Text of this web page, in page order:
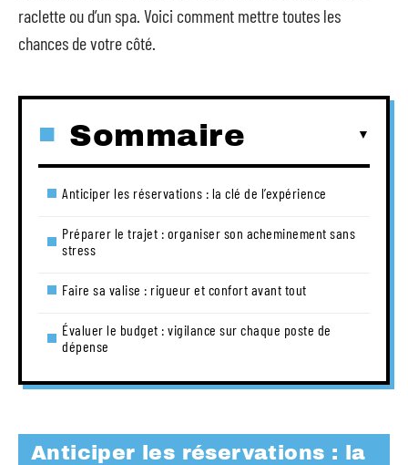
raclette ou d’un spa. Voici comment mettre toutes les
chances de votre côté.
Sommaire
Anticiper les réservations : la clé de l’expérience
Préparer le trajet : organiser son acheminement sans
stress
Faire sa valise : rigueur et confort avant tout
Évaluer le budget : vigilance sur chaque poste de
dépense
Anticiper les réservations : la